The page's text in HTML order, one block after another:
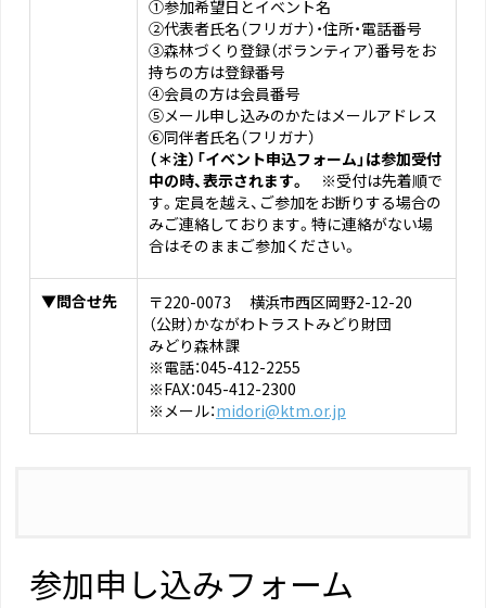
①参加希望日とイベント名
②代表者氏名（フリガナ）・住所・電話番号
③森林づくり登録（ボランティア）番号をお
持ちの方は登録番号
④会員の方は会員番号
⑤メール申し込みのかたはメールアドレス
⑥同伴者氏名（フリガナ）
（＊注）「イベント申込フォーム」は参加受付
中の時、表示されます。
※受付は先着順で
す。定員を越え、ご参加をお断りする場合の
みご連絡しております。特に連絡がない場
合はそのままご参加ください。
▼問合せ先
〒220-0073 横浜市西区岡野2-12-20
（公財）かながわトラストみどり財団
みどり森林課
※電話：045-412-2255
※FAX：045-412-2300
※メール：midori@ktm.or.jp
参加申し込みフォーム